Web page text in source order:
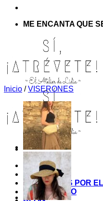
ME ENCANTA QUE
INICIO
TIENDA
MIS COSITAS POR
EL COMIENZO
Inicio / VISERONES